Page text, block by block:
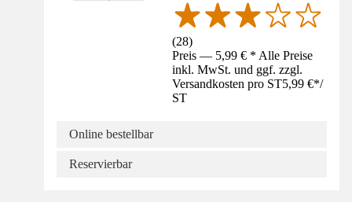
(28)
Preis — 5,99 € * Alle Preise
inkl. MwSt. und ggf. zzgl.
Versandkosten pro ST5,99 €*/
ST
Online bestellbar
Reservierbar